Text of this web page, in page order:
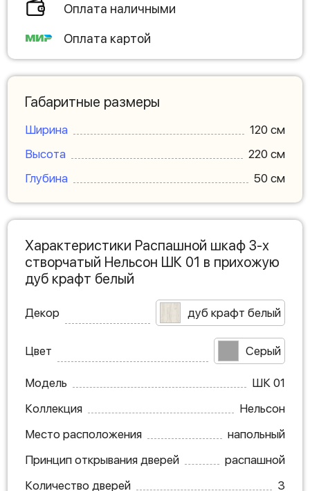
Оплата наличными
Оплата картой
Габаритные размеры
Ширина
120 см
Высота
220 см
Глубина
50 см
Характеристики Распашной шкаф 3-х
створчатый Нельсон ШК 01 в прихожую
дуб крафт белый
Декор дуб крафт белый
Цвет Серый
Модель
ШК 01
Коллекция
Нельсон
Место расположения
напольный
Принцип открывания дверей
распашной
Количество дверей
3